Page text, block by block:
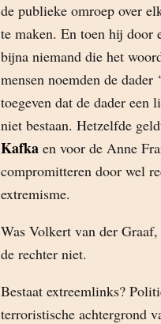
de publieke omroep over
te maken. En toen hij door
bijna niemand die het
mensen noemden de
toegeven dat de dader een
niet bestaan. Hetzelfde
Kafka en voor de Anne
compromitteren door wel
extremisme.
Was Volkert van der
de rechter niet.
Bestaat extreemlinks?
terroristische achtergrond